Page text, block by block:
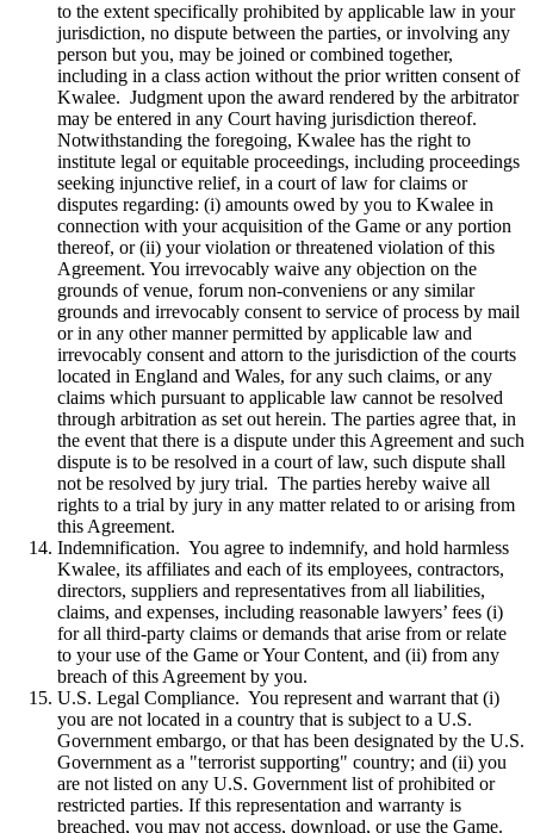
to the extent specifically prohibited by applicable law in your
jurisdiction, no dispute between the parties, or involving any
person but you, may be joined or combined together,
including in a class action without the prior written consent of
Kwalee. Judgment upon the award rendered by the arbitrator
may be entered in any Court having jurisdiction thereof.
Notwithstanding the foregoing, Kwalee has the right to
institute legal or equitable proceedings, including proceedings
seeking injunctive relief, in a court of law for claims or
disputes regarding: (i) amounts owed by you to Kwalee in
connection with your acquisition of the Game or any portion
thereof, or (ii) your violation or threatened violation of this
Agreement. You irrevocably waive any objection on the
grounds of venue, forum non-conveniens or any similar
grounds and irrevocably consent to service of process by mail
or in any other manner permitted by applicable law and
irrevocably consent and attorn to the jurisdiction of the courts
located in England and Wales, for any such claims, or any
claims which pursuant to applicable law cannot be resolved
through arbitration as set out herein. The parties agree that, in
the event that there is a dispute under this Agreement and such
dispute is to be resolved in a court of law, such dispute shall
not be resolved by jury trial. The parties hereby waive all
rights to a trial by jury in any matter related to or arising from
this Agreement.
Indemnification. You agree to indemnify, and hold harmless
Kwalee, its affiliates and each of its employees, contractors,
directors, suppliers and representatives from all liabilities,
claims, and expenses, including reasonable lawyers’ fees (i)
for all third-party claims or demands that arise from or relate
to your use of the Game or Your Content, and (ii) from any
breach of this Agreement by you.
U.S. Legal Compliance. You represent and warrant that (i)
you are not located in a country that is subject to a U.S.
Government embargo, or that has been designated by the U.S.
Government as a "terrorist supporting" country; and (ii) you
are not listed on any U.S. Government list of prohibited or
restricted parties. If this representation and warranty is
breached, you may not access, download, or use the Game.